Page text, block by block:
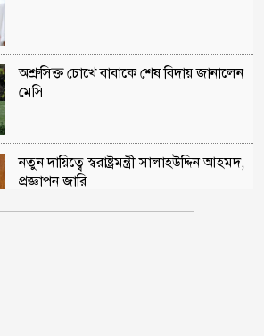
অশ্রুসিক্ত চোখে বাবাকে শেষ বিদায় জানালেন
মেসি
নতুন দায়িত্বে স্বরাষ্ট্রমন্ত্রী সালাহউদ্দিন আহমদ,
প্রজ্ঞাপন জারি